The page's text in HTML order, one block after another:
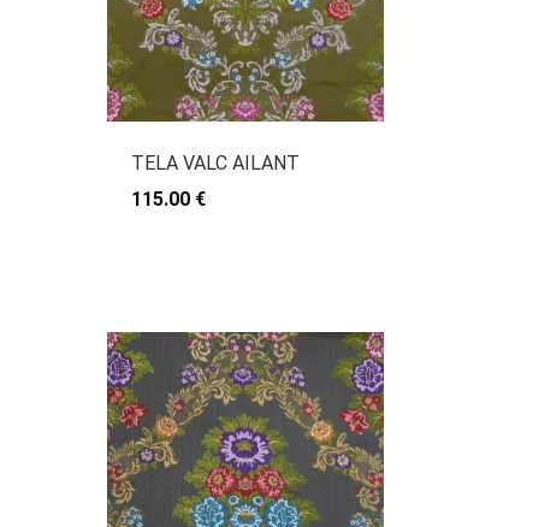
TELA VALC AILANT
115.00 €